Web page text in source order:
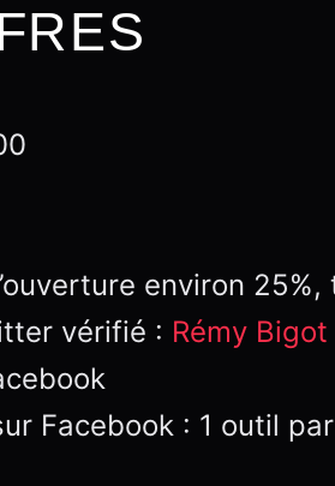
environ
vérifié : Rémy Bigot
Facebook : 1 outil